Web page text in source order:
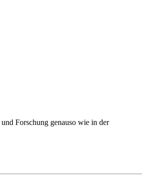
Forschung genauso wie in der